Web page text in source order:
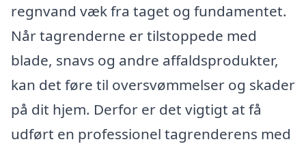
regnvand væk fra taget og fundamentet.
Når tagrenderne er tilstoppede med
blade, snavs og andre affaldsprodukter,
kan det føre til oversvømmelser og skader
på dit hjem. Derfor er det vigtigt at få
udført en professionel tagrenderens med